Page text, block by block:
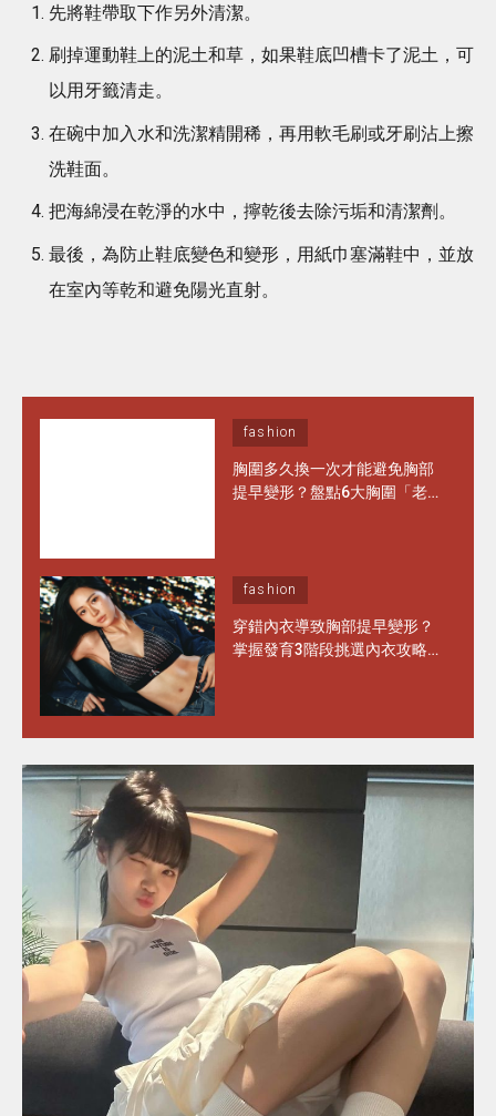
先將鞋帶取下作另外清潔。
刷掉運動鞋上的泥土和草，如果鞋底凹槽卡了泥土，可
以用牙籤清走。
在碗中加入水和洗潔精開稀，再用軟毛刷或牙刷沾上擦
洗鞋面。
把海綿浸在乾淨的水中，擰乾後去除污垢和清潔劑。
最後，為防止鞋底變色和變形，用紙巾塞滿鞋中，並放
在室內等乾和避免陽光直射。
fashion
胸圍多久換一次才能避免胸部
提早變形？盤點6大胸圍「老
fashion
穿錯內衣導致胸部提早變形？
掌握發育3階段挑選內衣攻略